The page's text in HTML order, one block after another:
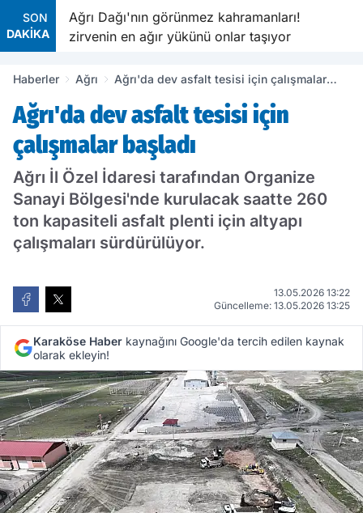
SON
DAKİKA
arada
Ağrı Dağı'nın görünmez kahramanları!
zirvenin en ağır yükünü onlar taşıyor
Haberler Ağrı
Ağrı'da dev asfalt tesisi için çalışmalar
Ağrı'da dev asfalt tesisi için
çalışmalar başladı
Ağrı İl Özel İdaresi tarafından Organize
Sanayi Bölgesi'nde kurulacak saatte 260
ton kapasiteli asfalt plenti için altyapı
çalışmaları sürdürülüyor.
13.05.2026 13:22
Güncelleme: 13.05.2026 13:25
Karaköse Haber kaynağını Google'da tercih edilen kaynak
olarak ekleyin!